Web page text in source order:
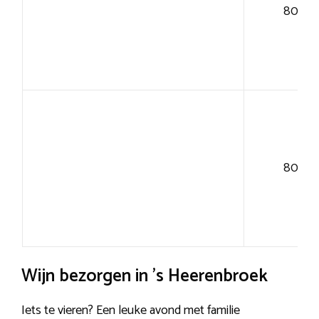
80+
80+
Wijn bezorgen in ’s Heerenbroek
Iets te vieren? Een leuke avond met familie